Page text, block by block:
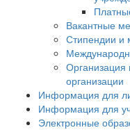
Вакантные
Стипендии и
Организация
организации
Информация для
Информация для
Электронные